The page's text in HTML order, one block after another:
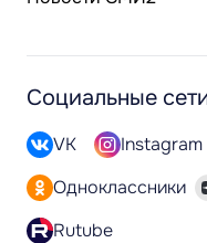
Социальные
VK Instagram
Одноклассники
Rutube